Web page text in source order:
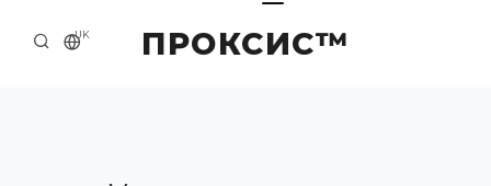
ПРОКСИС™
UK